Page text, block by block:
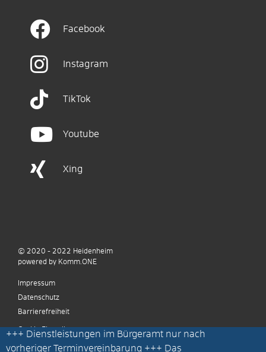
Facebook
Instagram
TikTok
Youtube
Xing
+++ Dienstleistungen im Bürgeramt nur nach
vorheriger Terminvereinbarung +++ Das
© 2020 - 2022 Heidenheim
powered by Komm.ONE
Impressum
Datenschutz
Barrierefreiheit
Cookie Einstellungen